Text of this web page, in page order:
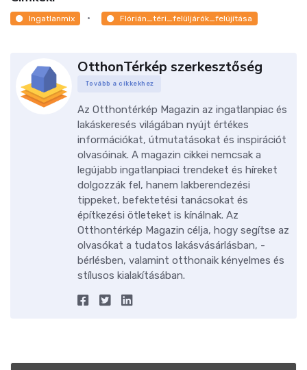
Ingatlanmix Flórián_téri_felüljárók_felújítása
OtthonTérkép szerkesztőség
Tovább a cikkekhez
Az Otthontérkép Magazin az ingatlanpiac és
lakáskeresés világában nyújt értékes
információkat, útmutatásokat és inspirációt
olvasóinak. A magazin cikkei nemcsak a
legújabb ingatlanpiaci trendeket és híreket
dolgozzák fel, hanem lakberendezési
tippeket, befektetési tanácsokat és
építkezési ötleteket is kínálnak. Az
Otthontérkép Magazin célja, hogy segítse az
olvasókat a tudatos lakásvásárlásban, -
bérlésben, valamint otthonaik kényelmes és
stílusos kialakításában.